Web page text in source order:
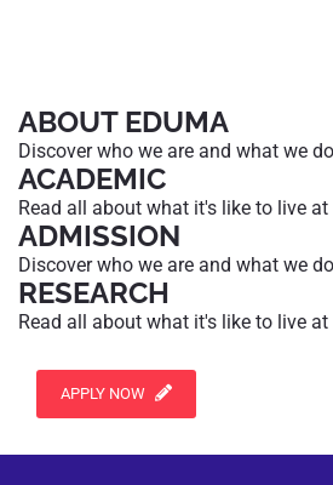
ABOUT EDUMA
Discover who we are and what we do
ACADEMIC
Read all about what it's like to live at
ADMISSION
Discover who we are and what we do
RESEARCH
Read all about what it's like to live at
APPLY NOW